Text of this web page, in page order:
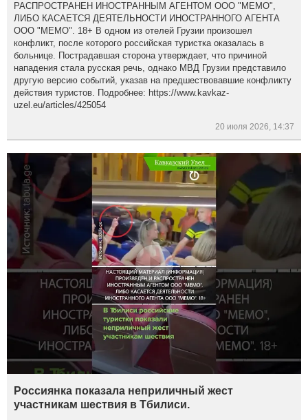
РАСПРОСТРАНЕН ИНОСТРАННЫМ АГЕНТОМ ООО "МЕМО",
ЛИБО КАСАЕТСЯ ДЕЯТЕЛЬНОСТИ ИНОСТРАННОГО АГЕНТА
ООО "МЕМО". 18+ В одном из отелей Грузии произошел
конфликт, после которого российская туристка оказалась в
больнице. Пострадавшая сторона утверждает, что причиной
нападения стала русская речь, однако МВД Грузии представило
другую версию событий, указав на предшествовавшие конфликту
действия туристов. Подробнее: https://www.kavkaz-
uzel.eu/articles/425054
20 июля 2026, 14:37
Россиянка показала неприличный жест
участникам шествия в Тбилиси.